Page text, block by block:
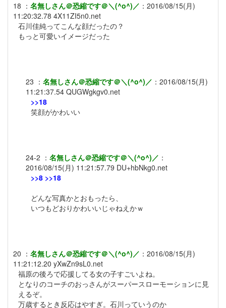
18 ： 名無しさん＠恐縮です＠＼(^o^)／ ： 2016/08/15(月)
11:20:32.78 4X11ZI5n0.net
石川佳純ってこんな顔だったの？
もっと可愛いイメージだった
23 ： 名無しさん＠恐縮です＠＼(^o^)／ ： 2016/08/15(月)
11:21:37.54 QUGWgkgv0.net
>>18
笑顔がかわいい
24-2 ： 名無しさん＠恐縮です＠＼(^o^)／ ：
2016/08/15(月) 11:21:57.79 DU+hbNkg0.net
>>8 >>18
どんな写真かとおもったら、
いつもどおりかわいいじゃねえかｗ
20 ： 名無しさん＠恐縮です＠＼(^o^)／ ： 2016/08/15(月)
11:21:12.20 yXwZn9sL0.net
福原の後ろで応援してる女の子すごいよね。
となりのコーチのおっさんがスーパースローモーションに見
えるぞ。
万歳するとき反応はやすぎ。石川っていうのか